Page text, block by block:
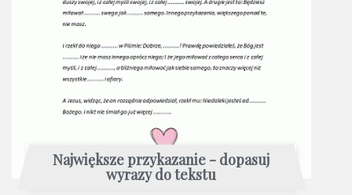
Największe przykazanie - dopasuj
wyrazy do tekstu